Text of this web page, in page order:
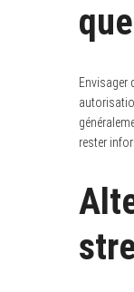
Envisager
rester